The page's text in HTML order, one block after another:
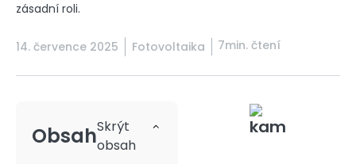
zásadní roli.
14. července 2025 Fotovoltaika 7min. čtení
Obsah